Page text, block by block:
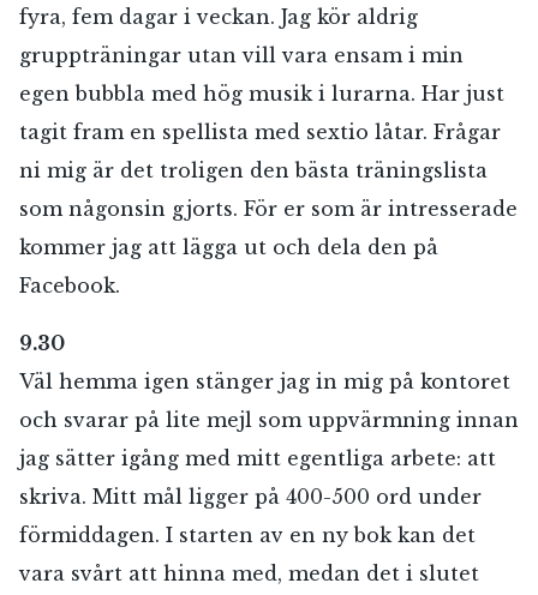
fyra, fem dagar i veckan. Jag kör aldrig
gruppträningar utan vill vara ensam i min
egen bubbla med hög musik i lurarna. Har just
tagit fram en spellista med sextio låtar. Frågar
ni mig är det troligen den bästa träningslista
som någonsin gjorts. För er som är intresserade
kommer jag att lägga ut och dela den på
Facebook.
9.30
Väl hemma igen stänger jag in mig på kontoret
och svarar på lite mejl som uppvärmning innan
jag sätter igång med mitt egentliga arbete: att
skriva. Mitt mål ligger på 400-500 ord under
förmiddagen. I starten av en ny bok kan det
vara svårt att hinna med, medan det i slutet